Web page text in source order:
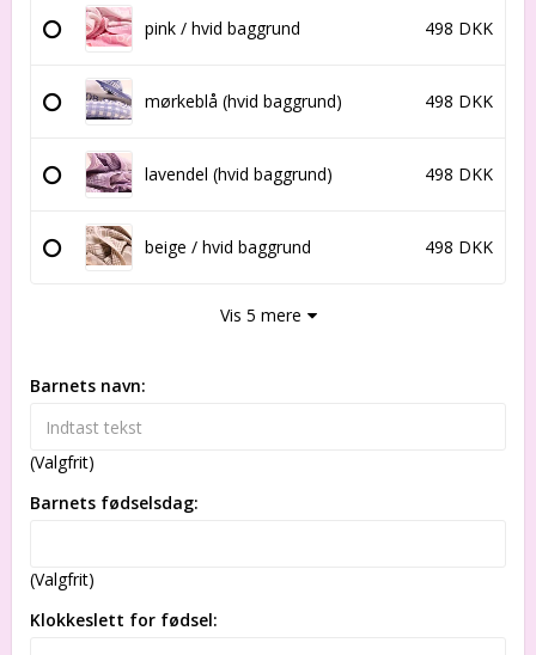
pink / hvid baggrund 498 DKK
mørkeblå (hvid baggrund) 498 DKK
lavendel (hvid baggrund) 498 DKK
beige / hvid baggrund 498 DKK
Vis 5 mere
Barnets navn:
(Valgfrit)
Barnets fødselsdag:
(Valgfrit)
Klokkeslett for fødsel: